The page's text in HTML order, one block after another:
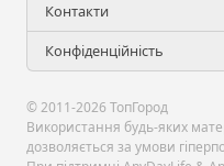
Контакти
Конфіденційність
© 2011-2026 ТопГород
Використання будь-яких
дозволяється за умови